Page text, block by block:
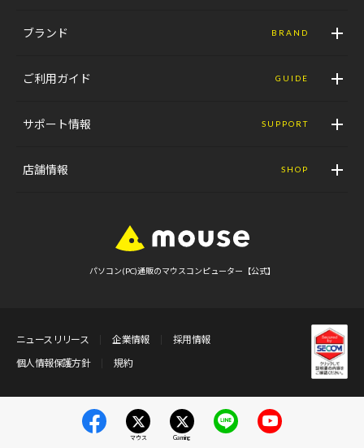
ブランド BRAND
ご利用ガイド GUIDE
サポート情報 SUPPORT
店舗情報 SHOP
パソコン(PC)通販のマウスコンピューター【公式】
ニュースリリース 企業情報
採用情報
個人情報保護方針
規約
マウス Gaming